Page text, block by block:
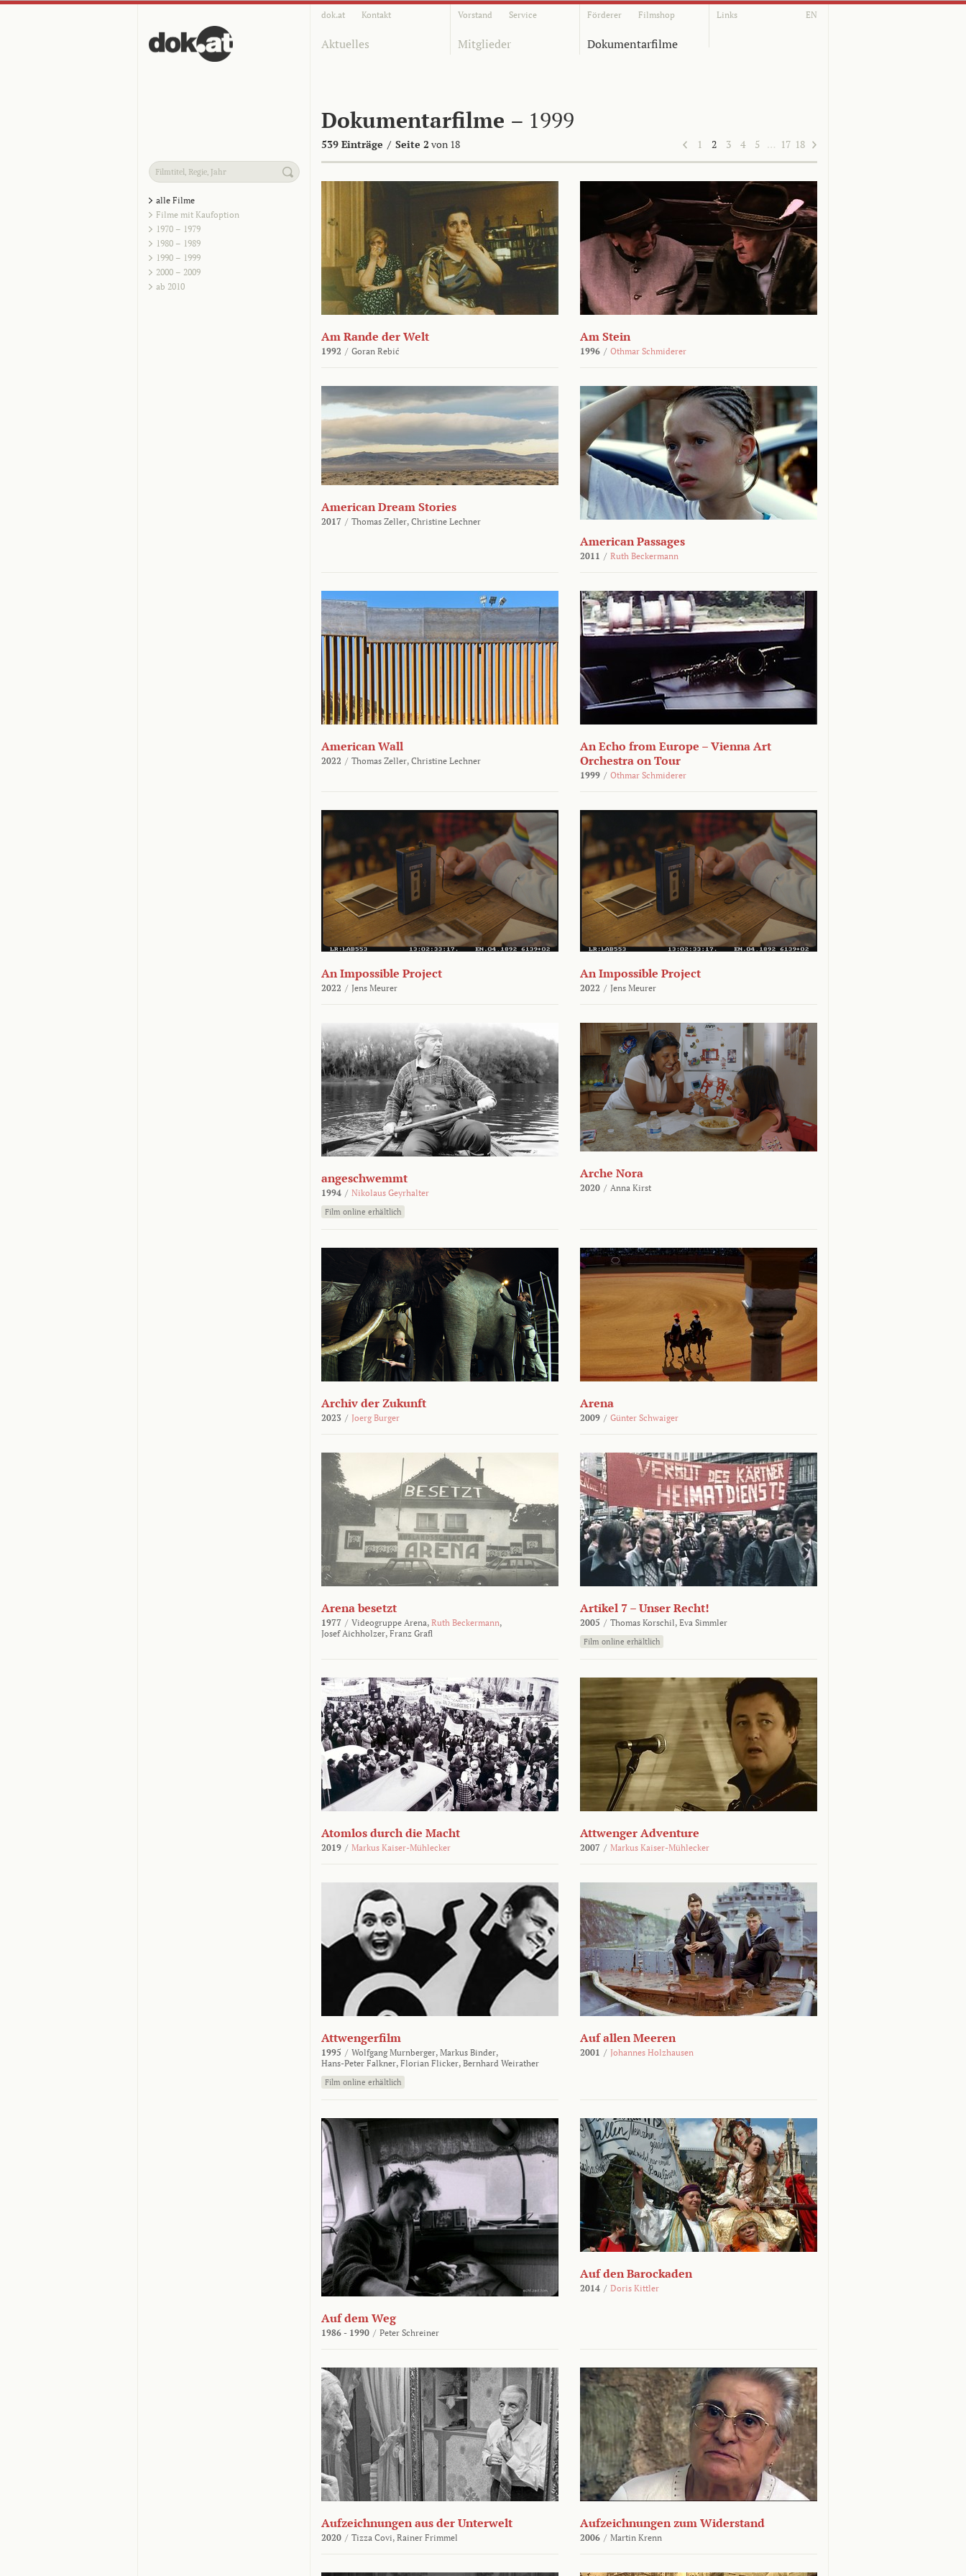
dok.at Kontakt Vorstand Service Förderer Filmshop Links EN
Aktuelles Mitglieder Dokumentarfilme
Dokumentarfilme – 1999
539 Einträge / Seite 2 von 18 1 2 3 4 5 … 17 18
alle Filme
Filme mit Kaufoption
1970 – 1979
1980 – 1989
1990 – 1999
2000 – 2009
ab 2010
Am Rande der Welt
1992 / Goran Rebić
Am Stein
1996 / Othmar Schmiderer
American Dream Stories
2017 / Thomas Zeller, Christine Lechner
American Passages
2011 / Ruth Beckermann
American Wall
2022 / Thomas Zeller, Christine Lechner
An Echo from Europe – Vienna Art
Orchestra on Tour
1999 / Othmar Schmiderer
An Impossible Project
2022 / Jens Meurer
An Impossible Project
2022 / Jens Meurer
angeschwemmt
1994 / Nikolaus Geyrhalter
Film online erhältlich
Arche Nora
2020 / Anna Kirst
Archiv der Zukunft
2023 / Joerg Burger
Arena
2009 / Günter Schwaiger
Arena besetzt
1977 / Videogruppe Arena, Ruth Beckermann,
Josef Aichholzer, Franz Grafl
Artikel 7 – Unser Recht!
2005 / Thomas Korschil, Eva Simmler
Film online erhältlich
Atomlos durch die Macht
2019 / Markus Kaiser-Mühlecker
Attwenger Adventure
2007 / Markus Kaiser-Mühlecker
Attwengerfilm
1995 / Wolfgang Murnberger, Markus Binder,
Hans-Peter Falkner, Florian Flicker, Bernhard Weirather
Film online erhältlich
Auf allen Meeren
2001 / Johannes Holzhausen
Auf dem Weg
1986 - 1990 / Peter Schreiner
Auf den Barockaden
2014 / Doris Kittler
Aufzeichnungen aus der Unterwelt
2020 / Tizza Covi, Rainer Frimmel
Aufzeichnungen zum Widerstand
2006 / Martin Krenn